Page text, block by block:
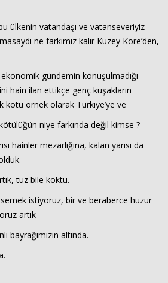
ülkenin vatandaşı ve vatanseveriyiz
ne farkımız kalır Kuzey Kore’den,
gündemin konuşulmadığı
hain ilan ettikçe genç kuşakların
kötü örnek olarak Türkiye’ye ve
niye farkında değil kimse ?
hainler mezarlığına, kalan yarısı da
tuz bile koktu.
istiyoruz, bir ve beraberce huzur
artık
bayrağımızın altında.